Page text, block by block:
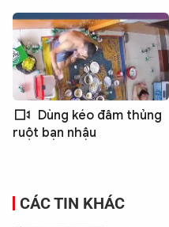
Dùng kéo đâm thủng
ruột bạn nhậu
CÁC TIN KHÁC